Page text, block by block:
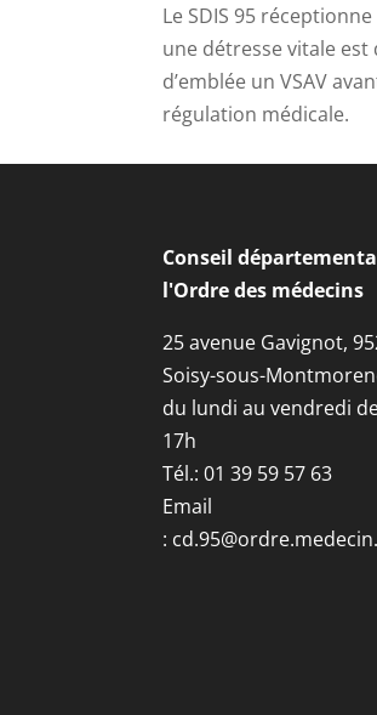
Le SDIS 95
une détresse vitale est
d’emblée un VSAV
régulation médicale.
Conseil
l'Ordre des médecins
25 avenue Gavignot,
Soisy-sous-
du lundi au vendredi
17h
Tél.: 01 39 59 57 63
Email
: